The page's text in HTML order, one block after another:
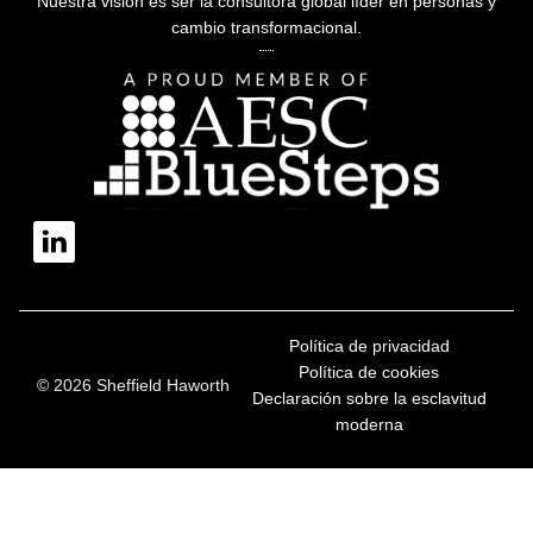
cambio transformacional.
© 2026 Sheffield Haworth
Política de privacidad
Política de cookies
Declaración sobre la esclavitud
moderna